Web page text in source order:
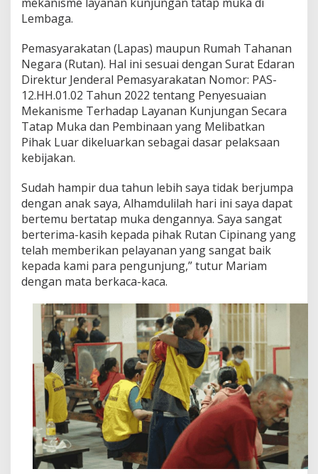
a
a
t
a
p
M
u
k
a
,
t
a
n
C
i
p
i
a
n
i
e
l
i
m
u
t
i
S
u
Lembaga.
Pemasyarakatan (Lapas) maupun Rumah Tahanan
Negara (Rutan). Hal ini sesuai dengan Surat Edaran
Direktur Jenderal Pemasyarakatan Nomor: PAS-
12.HH.01.02 Tahun 2022 tentang Penyesuaian
Mekanisme Terhadap Layanan Kunjungan Secara
Tatap Muka dan Pembinaan yang Melibatkan
Pihak Luar dikeluarkan sebagai dasar pelaksaan
kebijakan.
Sudah hampir dua tahun lebih saya tidak berjumpa
dengan anak saya, Alhamdulilah hari ini saya dapat
bertemu bertatap muka dengannya. Saya sangat
berterima-kasih kepada pihak Rutan Cipinang yang
telah memberikan pelayanan yang sangat baik
kepada kami para pengunjung,” tutur Mariam
dengan mata berkaca-kaca.